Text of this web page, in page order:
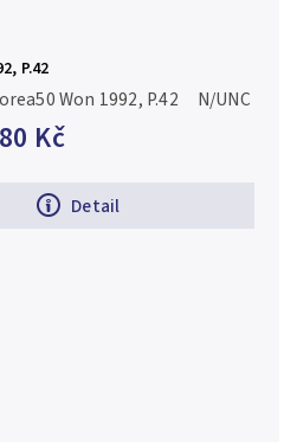
P.42
80 Kč
Detail
Won 1992, P.42 N/UNC